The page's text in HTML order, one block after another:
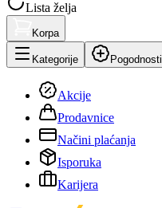
Lista želja
Korpa
Kategorije Pogodnosti
Akcije
Prodavnice
Načini plaćanja
Isporuka
Karijera